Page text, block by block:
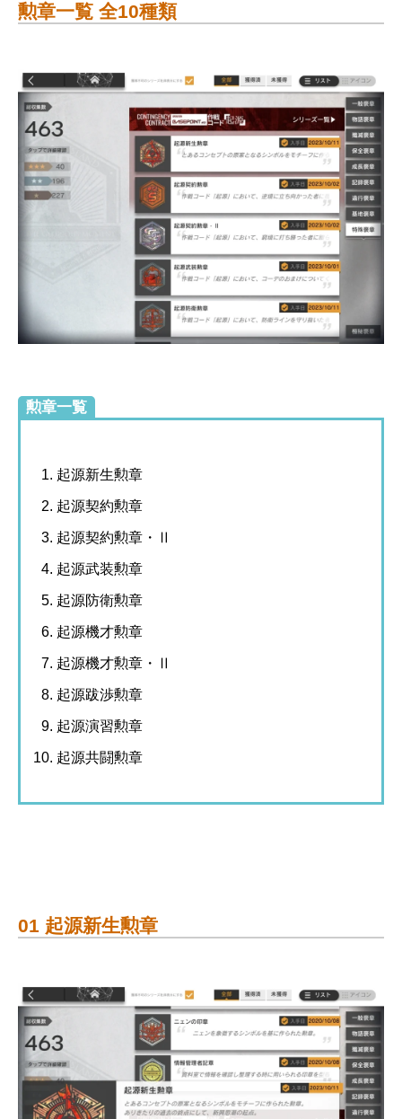
勲章一覧 全10種類
勲章一覧
起源新生勲章
起源契約勲章
起源契約勲章・Ⅱ
起源武装勲章
起源防衛勲章
起源機才勲章
起源機才勲章・Ⅱ
起源跋渉勲章
起源演習勲章
起源共闘勲章
01 起源新生勲章